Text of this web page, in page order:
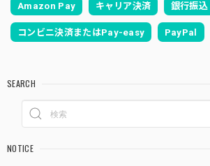
Amazon Pay キャリア決済 銀行振込
コンビニ決済またはPay-easy PayPal
SEARCH
NOTICE